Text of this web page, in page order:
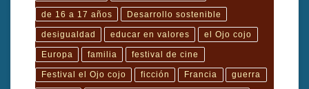
de 16 a 17 años Desarrollo sostenible
desigualdad educar en valores el Ojo cojo
Europa familia festival de cine
Festival el Ojo cojo ficción Francia guerra